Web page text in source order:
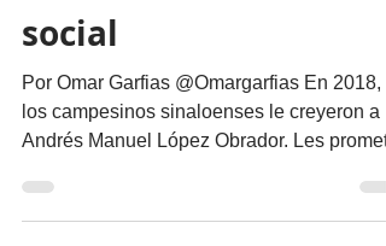
carente de sentido
social
Por Omar Garfias @Omargarfias En 2018,
los campesinos sinaloenses le creyeron a
Andrés Manuel López Obrador. Les